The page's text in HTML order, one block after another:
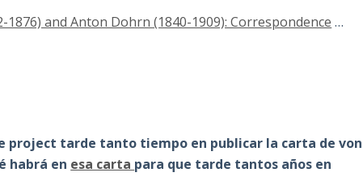
1876) and Anton Dohrn (1840-1909): Correspondence …
project tarde tanto tiempo en publicar la carta de von
habrá en esa carta para que tarde tantos años en